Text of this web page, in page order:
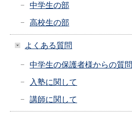
中学生の部
高校生の部
よくある質問
中学生の保護者様からの質問
入塾に関して
講師に関して